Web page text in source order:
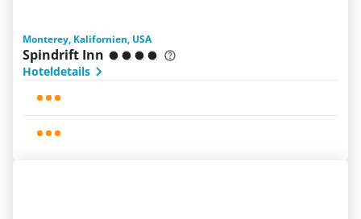
Monterey, Kalifornien, USA
Spindrift Inn
Hoteldetails